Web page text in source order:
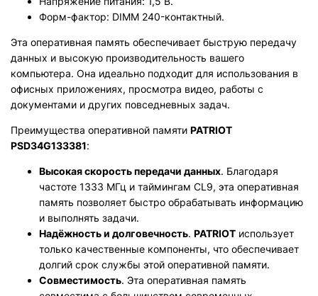
Форм-фактор: DIMM 240-контактный.
Эта оперативная память обеспечивает быструю передачу
данных и высокую производительность вашего
компьютера. Она идеально подходит для использования в
офисных приложениях, просмотра видео, работы с
документами и других повседневных задач.
Преимущества оперативной памяти PATRIOT
PSD34G133381:
Высокая скорость передачи данных. Благодаря
частоте 1333 МГц и таймингам CL9, эта оперативная
память позволяет быстро обрабатывать информацию
и выполнять задачи.
Надёжность и долговечность. PATRIOT использует
только качественные компоненты, что обеспечивает
долгий срок службы этой оперативной памяти.
Совместимость. Эта оперативная память